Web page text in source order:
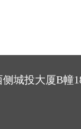
城投大厦B幢